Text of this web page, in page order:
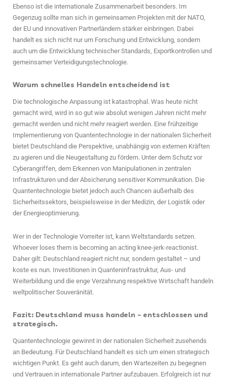
Ebenso ist die internationale Zusammenarbeit besonders. Im
Gegenzug sollte man sich in gemeinsamen Projekten mit der NATO,
der EU und innovativen Partnerländern stärker einbringen. Dabei
handelt es sich nicht nur um Forschung und Entwicklung, sondern
auch um die Entwicklung technischer Standards, Exportkontrollen und
gemeinsamer Verteidigungstechnologie.
Warum schnelles Handeln entscheidend ist
Die technologische Anpassung ist katastrophal. Was heute nicht
gemacht wird, wird in so gut wie absolut wenigen Jahren nicht mehr
gemacht werden und nicht mehr reagiert werden. Eine frühzeitige
Implementierung von Quantentechnologie in der nationalen Sicherheit
bietet Deutschland die Perspektive, unabhängig von externen Kräften
zu agieren und die Neugestaltung zu fördern. Unter dem Schutz vor
Cyberangriffen, dem Erkennen von Manipulationen in zentralen
Infrastrukturen und der Absicherung sensitiver Kommunikation. Die
Quantentechnologie bietet jedoch auch Chancen außerhalb des
Sicherheitssektors, beispielsweise in der Medizin, der Logistik oder
der Energieoptimierung.
Wer in der Technologie Vorreiter ist, kann Weltstandards setzen.
Whoever loses them is becoming an acting knee-jerk-reactionist.
Daher gilt: Deutschland reagiert nicht nur, sondern gestaltet – und
koste es nun. Investitionen in Quanteninfrastruktur, Aus- und
Weiterbildung und die enge Verzahnung respektive Wirtschaft handeln
weltpolitischer Souveränität.
Fazit: Deutschland muss handeln – entschlossen und
strategisch.
Quantentechnologie gewinnt in der nationalen Sicherheit zusehends
an Bedeutung. Für Deutschland handelt es sich um einen strategisch
wichtigen Punkt. Es geht auch darum, den Wartezeiten zu begegnen
und Vertrauen in internationale Partner aufzubauen. Erfolgreich ist nur